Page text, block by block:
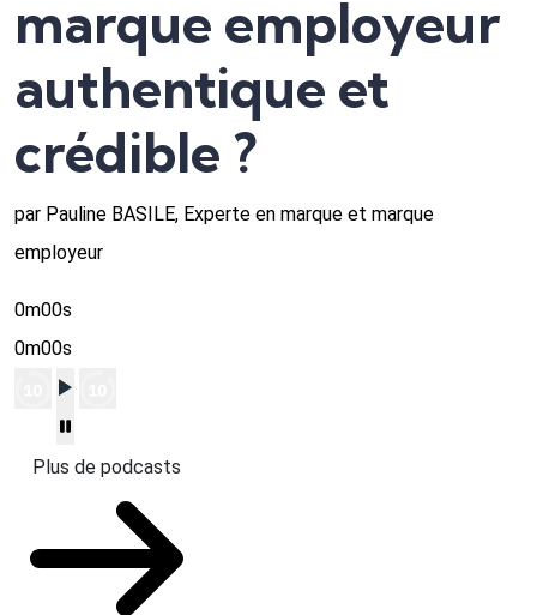
marque employeur
authentique et
crédible ?
par Pauline BASILE, Experte en marque et marque
employeur
0m00s
0m00s
Plus de podcasts